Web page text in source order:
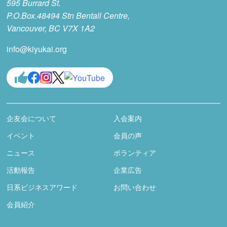
595 Burrard St.
P.O.Box.48494 Stn Bentall Centre,
Vancouver, BC V7X 1A2
info@kiyukai.org
企友会について
イベント
ニュース
活動報告
日系ビジネスアワード
会員紹介
入会案内
会員の声
ボランティア
企業広告
お問い合わせ